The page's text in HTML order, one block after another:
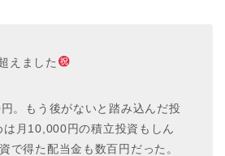
えました
。もう後がないと踏み込んだ投
は月10,000円の積立投資もしん
で得た配当金も数百円だった。